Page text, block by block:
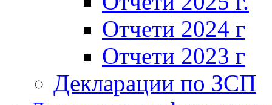
Отчети 2024 г
Отчети 2023 г
Декларации по ЗСП